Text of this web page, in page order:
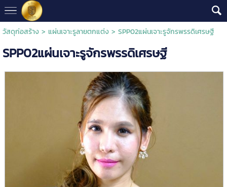
วัสดุก่อสร้าง> แผ่นเจาะรูลายตกแต่ง> SPP02แผ่นเจาะรูจักรพรรดิเศรษฐี
SPP02แผ่นเจาะรูจักรพรรดิเศรษฐี